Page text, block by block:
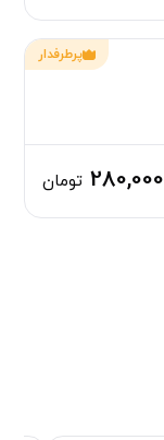
پرطرفدار
280,000 تومان